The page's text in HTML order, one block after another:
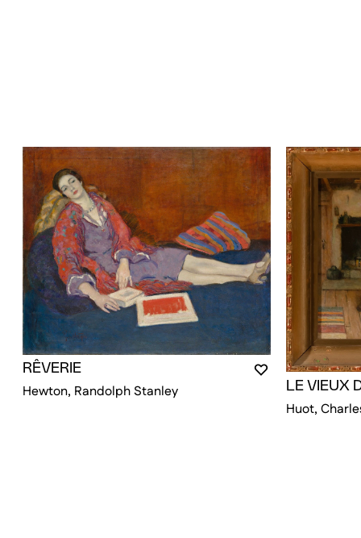
VOUS DEVEZ
FERMER LA
OUVRIR LA
RÊVERIE
Hewton, Randolph Stanley LE VIEUX
Huot,